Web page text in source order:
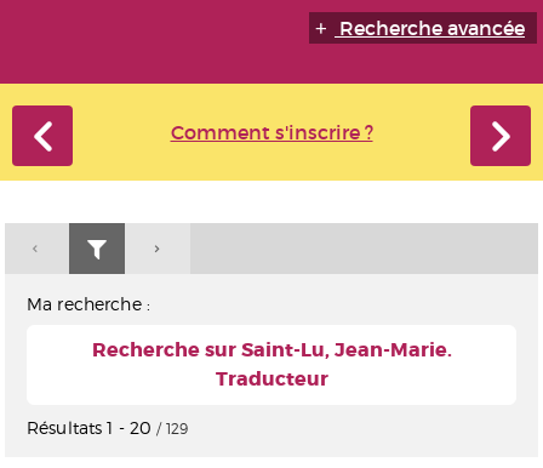
Recherche avancée
Comment s'inscrire ?
Ma recherche :
Recherche sur Saint-Lu, Jean-Marie.
Traducteur
Résultats1 - 20 / 129